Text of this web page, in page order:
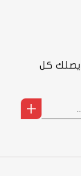
يصلك كل